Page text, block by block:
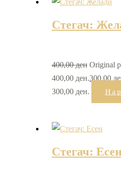
Стегач:
400,00ден Original
400,00 ден.300,00
300,00 ден.
Стегач: Есен